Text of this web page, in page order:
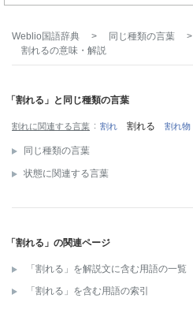
Weblio国語辞典 > 同じ種類の言葉 >
割れるの意味・解説
「割れる」と同じ種類の言葉
割れに関連する言葉 割れ 割れる 割れ物
同じ種類の言葉
状態に関連する言葉
「割れる」の関連ページ
「割れる」を解説文に含む用語の一覧
「割れる」を含む用語の索引